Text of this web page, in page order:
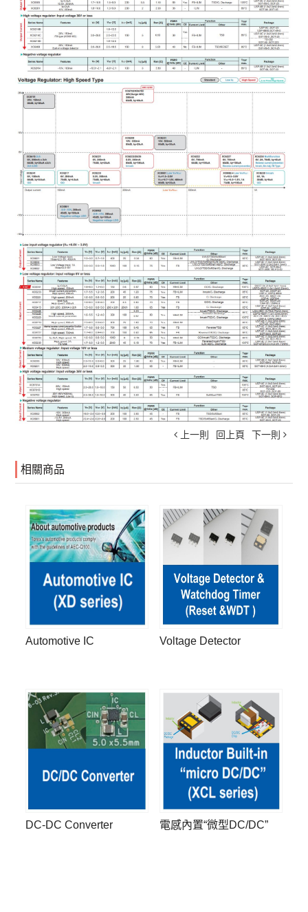
上一則 回上頁 下一則
相關商品
Automotive IC Voltage Detector
DC-DC Converter 電感內置“微型DC/DC”